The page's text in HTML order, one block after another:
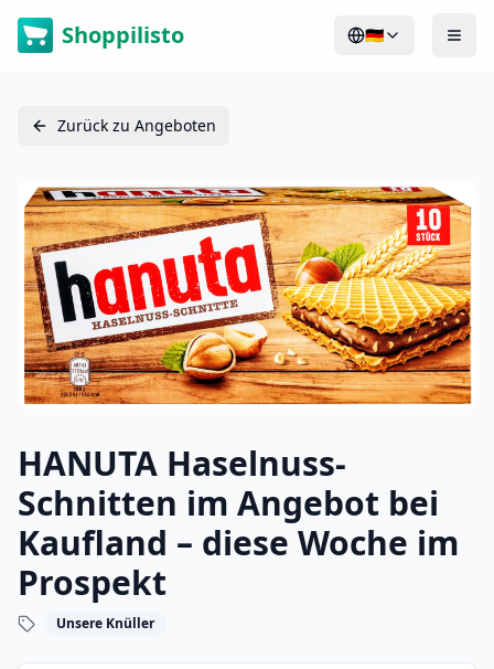
Shoppilisto 🇩🇪
Zurück zu Angeboten
HANUTA Haselnuss-
Schnitten im Angebot bei
Kaufland – diese Woche im
Prospekt
Unsere Knüller